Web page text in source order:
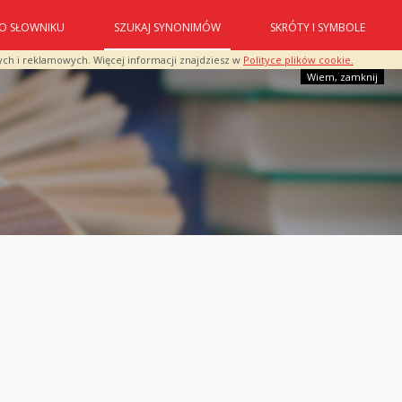
i reklamowych. Więcej informacji znajdziesz w Polityce plików cookie.
Wiem, zamknij
O SŁOWNIKU SZUKAJ SYNONIMÓW SKRÓTY I SYMBOLE